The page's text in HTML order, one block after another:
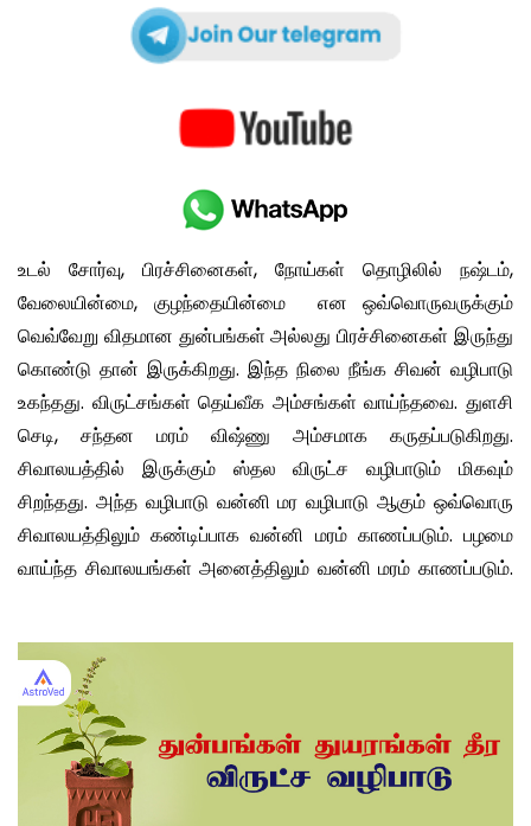
உடல் சோர்வு, பிரச்சினைகள், நோய்கள் தொழிலில் நஷ்டம்,
வேலையின்மை, குழந்தையின்மை என ஒவ்வொருவருக்கும்
வெவ்வேறு விதமான துன்பங்கள் அல்லது பிரச்சினைகள் இருந்து
கொண்டு தான் இருக்கிறது. இந்த நிலை நீங்க சிவன் வழிபாடு
உகந்தது. விருட்சங்கள் தெய்வீக அம்சங்கள் வாய்ந்தவை. துளசி
செடி, சந்தன மரம் விஷ்ணு அம்சமாக கருதப்படுகிறது.
சிவாலயத்தில் இருக்கும் ஸ்தல விருட்ச வழிபாடும் மிகவும்
சிறந்தது. அந்த வழிபாடு வன்னி மர வழிபாடு ஆகும் ஒவ்வொரு
சிவாலயத்திலும் கண்டிப்பாக வன்னி மரம் காணப்படும். பழமை
வாய்ந்த சிவாலயங்கள் அனைத்திலும் வன்னி மரம் காணப்படும்.